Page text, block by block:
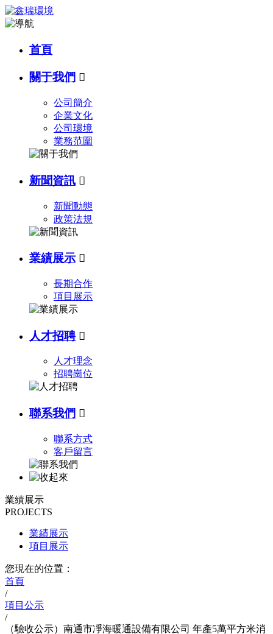
首頁
關于我們 
公司簡介
企業文化
公司環境
業務范圍
新聞資訊 
新聞動態
政策法規
業績展示 
長期合作
項目展示
人才招聘 
人才理念
招聘崗位
聯系我們 
聯系方式
客戶留言
業績展示
PROJECTS
業績展示
項目展示
您現在的位置：
首頁
/
項目公示
/
（驗收公示）南通市凈海暖通設備有限公司 年產5萬平方米消